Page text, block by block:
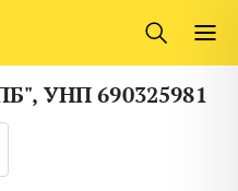
Литва
УНП 690325981